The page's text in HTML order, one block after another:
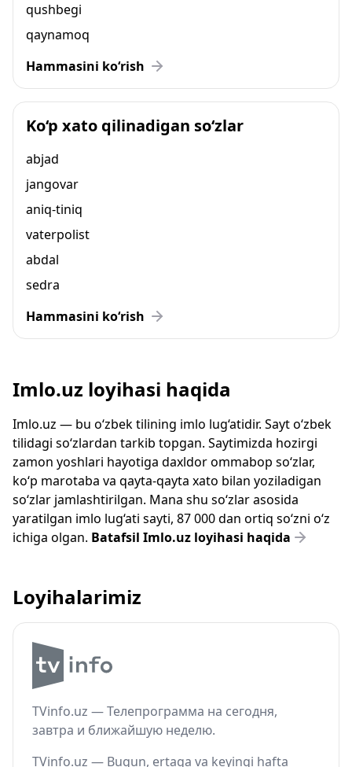
qushbegi
qaynamoq
Hammasini ko‘rish
Ko‘p xato qilinadigan so‘zlar
abjad
jangovar
aniq-tiniq
vaterpolist
abdal
sedra
Hammasini ko‘rish
Imlo.uz loyihasi haqida
Imlo.uz — bu o‘zbek tilining imlo lug‘atidir. Sayt o‘zbek
tilidagi so‘zlardan tarkib topgan. Saytimizda hozirgi
zamon yoshlari hayotiga daxldor ommabop so‘zlar,
ko‘p marotaba va qayta-qayta xato bilan yoziladigan
so‘zlar jamlashtirilgan. Mana shu so‘zlar asosida
yaratilgan imlo lug‘ati sayti, 87 000 dan ortiq so‘zni o‘z
ichiga olgan. Batafsil Imlo.uz loyihasi haqida
Loyihalarimiz
TVinfo.uz — Телепрограмма на сегодня,
завтра и ближайшую неделю.
TVinfo.uz — Bugun, ertaga va keyingi hafta